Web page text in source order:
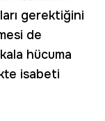
gerektiğini
de
hücuma
isabeti